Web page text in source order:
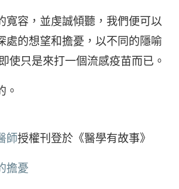
寬容，並虔誠傾聽，我們便可以
處的想望和擔憂，以不同的隱喻
使只是來打一個流感疫苗而已。
。
師授權刊登於《醫學有故事》
擔憂